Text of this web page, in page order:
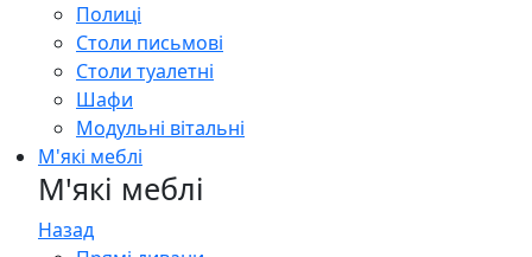
Полиці
Столи письмові
Столи туалетні
Шафи
Модульні вітальні
М'які меблі
М'які меблі
Назад